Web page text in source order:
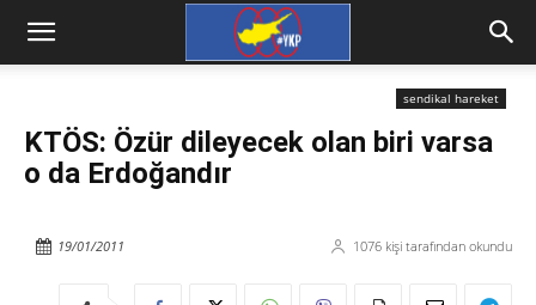
sendikal hareket
KTÖS: Özür dileyecek olan biri varsa
o da Erdoğandır
1076 kişi tarafından okundu
19/01/2011